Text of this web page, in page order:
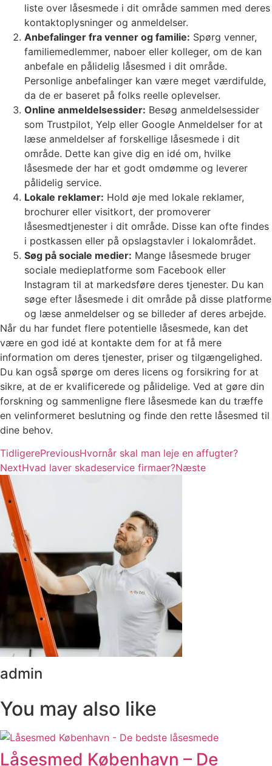
liste over låsesmede i dit område sammen med deres
kontaktoplysninger og anmeldelser.
Anbefalinger fra venner og familie: Spørg venner,
familiemedlemmer, naboer eller kolleger, om de kan
anbefale en pålidelig låsesmed i dit område.
Personlige anbefalinger kan være meget værdifulde,
da de er baseret på folks reelle oplevelser.
Online anmeldelsessider: Besøg anmeldelsessider
som Trustpilot, Yelp eller Google Anmeldelser for at
læse anmeldelser af forskellige låsesmede i dit
område. Dette kan give dig en idé om, hvilke
låsesmede der har et godt omdømme og leverer
pålidelig service.
Lokale reklamer: Hold øje med lokale reklamer,
brochurer eller visitkort, der promoverer
låsesmedtjenester i dit område. Disse kan ofte findes
i postkassen eller på opslagstavler i lokalområdet.
Søg på sociale medier: Mange låsesmede bruger
sociale medieplatforme som Facebook eller
Instagram til at markedsføre deres tjenester. Du kan
søge efter låsesmede i dit område på disse platforme
og læse anmeldelser og se billeder af deres arbejde.
Når du har fundet flere potentielle låsesmede, kan det
være en god idé at kontakte dem for at få mere
information om deres tjenester, priser og tilgængelighed.
Du kan også spørge om deres licens og forsikring for at
sikre, at de er kvalificerede og pålidelige. Ved at gøre din
forskning og sammenligne flere låsesmede kan du træffe
en velinformeret beslutning og finde den rette låsesmed til
dine behov.
TidligerePreviousHvornår skal man leje en affugter?
NextHvad laver skadeservice firmaer?Næste
admin
You may also like
Låsesmed København – De